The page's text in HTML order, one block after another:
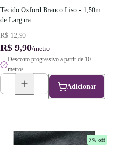
Tecido Oxford Branco Liso - 1,50m
de Largura
R$ 12,90
R$ 9,90/metro
Desconto progressivo a partir de 10
metros
Adicionar
7% off